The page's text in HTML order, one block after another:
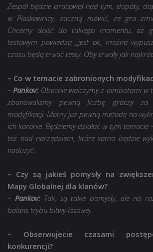
Zespół będzie pracował nad tym, dopóty,
w Piaskownicy, zaczną mówić, że gra
Chcemy dojść do takiego momentu, aż
testowym powiedzą „jest ok, można
czasu będą trwać testy. Oby trwały jak
– Co w temacie zabronionych
– Pankov: Obecnie walczymy z aimbotami w
zbanowaliśmy pewną liczbę graczy za
modyfikacji. Mamy już pewną metodę na
ich karanie. Będziemy działać w tym temacie
też nad narzędziem, które samo będzie
nadużyć.
– Czy są jakieś pomysły na
Mapy Globalnej dla klanów?
– Pankov:Tak, są takie pomysły, ale na
balans trybu bitwy losowej.
– Obserwujecie czasami
konkurencji?